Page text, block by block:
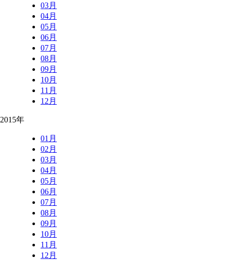
03月
04月
05月
06月
07月
08月
09月
10月
11月
12月
2015年
01月
02月
03月
04月
05月
06月
07月
08月
09月
10月
11月
12月